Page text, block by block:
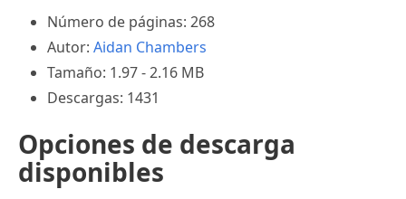
Número de páginas: 268
Autor: Aidan Chambers
Tamaño: 1.97 - 2.16 MB
Descargas: 1431
Opciones de descarga
disponibles